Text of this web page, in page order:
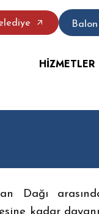
HİZMETLER
Dağı